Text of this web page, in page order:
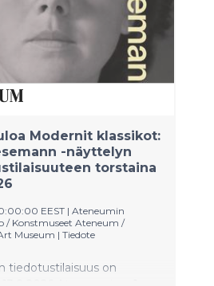
Modernit klassikot:
-näyttelyn
torstaina
EEST | Ateneumin
/ Konstmuseet Ateneum /
Museum | Tiedote
tiedotustilaisuus on